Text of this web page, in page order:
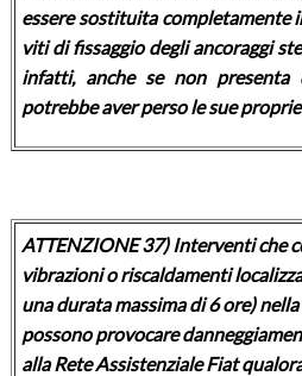
essere sostituita completamente
viti di fissaggio degli ancoraggi
infatti, anche se non
potrebbe aver perso le sue
ATTENZIONE 37) Interventi che
vibrazioni o riscaldamenti
una durata massima di 6 ore)
possono provocare
alla Rete Assistenziale Fiat